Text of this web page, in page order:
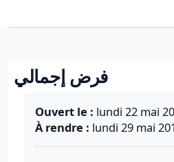
Panneau latéral
فرض إجمالي
Ouvert le : lundi 22 mai
À rendre : lundi 29 mai